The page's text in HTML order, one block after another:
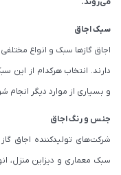
سبک اجاق
اجاق گازها سبک و انواع مختلفی
دارند. انتخاب هرکدام از این
و بسیاری از موارد دیگر انجام
جنس و رنگ اجاق
شرکت‌های تولیدکننده اجاق
سبک معماری و دیزاین منزل،